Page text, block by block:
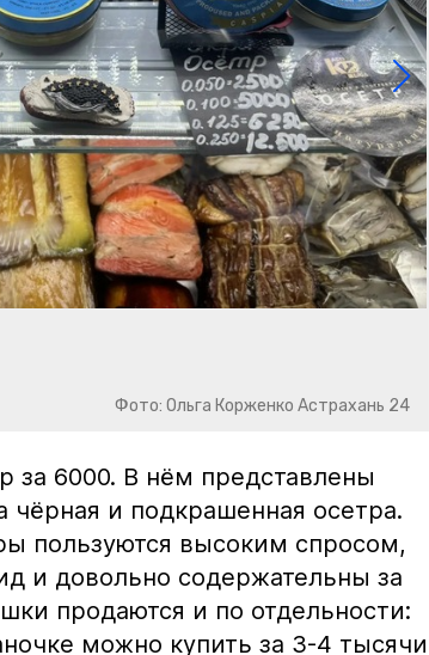
Фото: Ольга Корженко Астрахань 24
за 6000. В нём представлены
и подкрашенная осетра.
пользуются высоким спросом,
и довольно содержательны за
продаются и по отдельности:
можно купить за 3-4 тысячи